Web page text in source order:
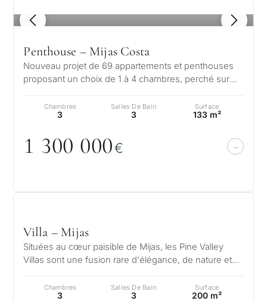
1 / 8
Penthouse – Mijas Costa
Nouveau projet de 69 appartements et penthouses
proposant un choix de 1 à 4 chambres, perché sur
Chambres
3
Salles De Bain
3
Surface
133 m²
1 300 000€
Villa – Mijas
Situées au cœur paisible de Mijas, les Pine Valley
Villas sont une fusion rare d'élégance, de nature et
Chambres
3
Salles De Bain
3
Surface
200 m²
QUESTIONNAIRE
Sélection
personnalisée
de biens
à Marbella
biens et des solutions
selon votre budget, vos
objectifs et les exigences
un
à
Marbella
?
Consultation
30 minutes
✓Une seule réponse d'expert
✓Confidentiel